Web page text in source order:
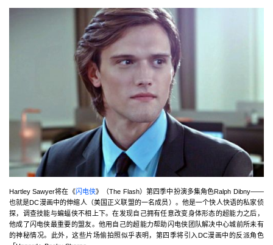
Hartley Sawyer将在《闪电侠》（The Flash）第四季中扮演多集角色Ralph Dibny——
也就是DC漫画中的伸缩人（美国正义联盟的一名成员）。他是一个快人快语的私家侦
探，调查技能与蝙蝠侠不相上下。在发现自己拥有任意改变身体形态的超能力之后，
他成了闪电侠最重要的盟友。他用自己的超能力帮助闪电侠团队解决中心城前所未有
的神秘情况。此外，这些片场偷拍照似乎表明，第四季将引入DC漫画中的反派角色